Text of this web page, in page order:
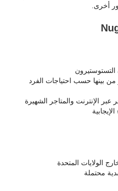
أخرى.
من بينها حسب احتياجات الفرد
الإنترنت والمتاجر الشهيرة
الولايات المتحدة
محتملة